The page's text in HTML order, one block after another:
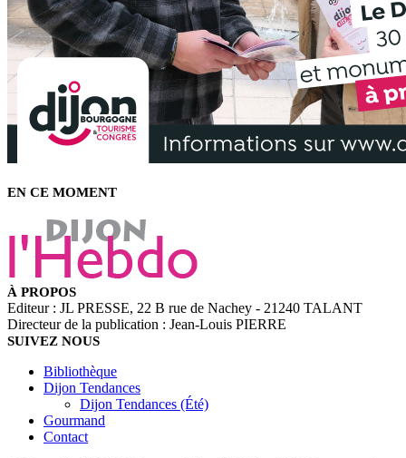
EN CE MOMENT
À PROPOS
Editeur : JL PRESSE, 22 B rue de Nachey - 21240 TALANT
Directeur de la publication : Jean-Louis PIERRE
SUIVEZ NOUS
Bibliothèque
Dijon Tendances
Dijon Tendances (Été)
Gourmand
Contact